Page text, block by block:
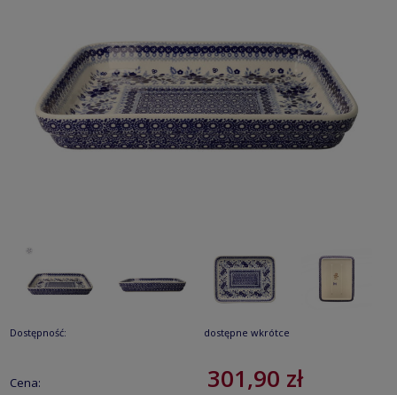
Dostępność: dostępne wkrótce
Cena: 301,90 zł